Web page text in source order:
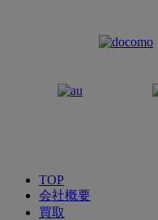
TOP
会社概要
買取